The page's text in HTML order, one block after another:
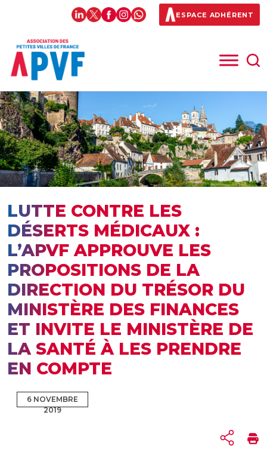
ESPACE ADHÉRENT
LUTTE CONTRE LES
DÉSERTS MÉDICAUX :
L’APVF APPROUVE LES
PROPOSITIONS DE LA
DIRECTION DU TRÉSOR DU
MINISTÈRE DES FINANCES
ET INVITE LE MINISTÈRE DE
LA SANTÉ À LES PRENDRE
EN COMPTE
6 NOVEMBRE
2019